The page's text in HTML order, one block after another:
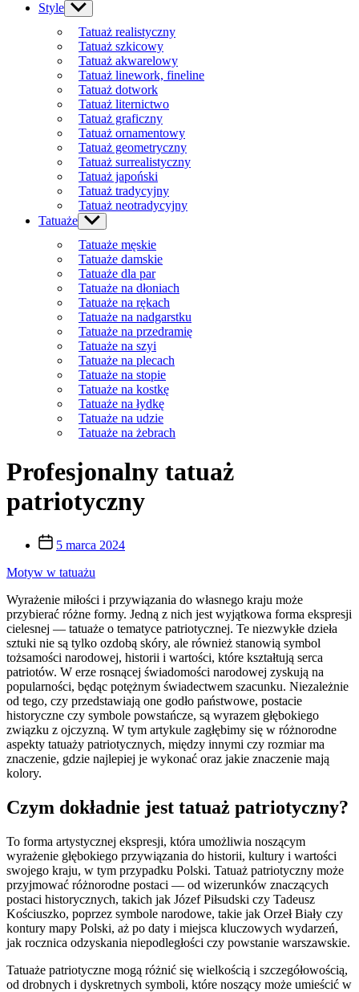
Style Show
sub
menu
Tatuaż realistyczny
Tatuaż szkicowy
Tatuaż akwarelowy
Tatuaż linework, fineline
Tatuaż dotwork
Tatuaż liternictwo
Tatuaż graficzny
Tatuaż ornamentowy
Tatuaż geometryczny
Tatuaż surrealistyczny
Tatuaż japoński
Tatuaż tradycyjny
Tatuaż neotradycyjny
Tatuaże Show
sub
menu
Tatuaże męskie
Tatuaże damskie
Tatuaże dla par
Tatuaże na dłoniach
Tatuaże na rękach
Tatuaże na nadgarstku
Tatuaże na przedramię
Tatuaże na szyi
Tatuaże na plecach
Tatuaże na stopie
Tatuaże na kostkę
Tatuaże na łydkę
Tatuaże na udzie
Tatuaże na żebrach
Profesjonalny tatuaż
patriotyczny
Post
date
5 marca 2024
Motyw w tatuażu
Wyrażenie miłości i przywiązania do własnego kraju może
przybierać różne formy. Jedną z nich jest wyjątkowa forma ekspresji
cielesnej — tatuaże o tematyce patriotycznej. Te niezwykłe dzieła
sztuki nie są tylko ozdobą skóry, ale również stanowią symbol
tożsamości narodowej, historii i wartości, które kształtują serca
patriotów. W erze rosnącej świadomości narodowej zyskują na
popularności, będąc potężnym świadectwem szacunku. Niezależnie
od tego, czy przedstawiają one godło państwowe, postacie
historyczne czy symbole powstańcze, są wyrazem głębokiego
związku z ojczyzną. W tym artykule zagłębimy się w różnorodne
aspekty tatuaży patriotycznych, między innymi czy rozmiar ma
znaczenie, gdzie najlepiej je wykonać oraz jakie znaczenie mają
kolory.
Czym dokładnie jest tatuaż patriotyczny?
To forma artystycznej ekspresji, która umożliwia noszącym
wyrażenie głębokiego przywiązania do historii, kultury i wartości
swojego kraju, w tym przypadku Polski. Tatuaż patriotyczny może
przyjmować różnorodne postaci — od wizerunków znaczących
postaci historycznych, takich jak Józef Piłsudski czy Tadeusz
Kościuszko, poprzez symbole narodowe, takie jak Orzeł Biały czy
kontury mapy Polski, aż po daty i miejsca kluczowych wydarzeń,
jak rocznica odzyskania niepodległości czy powstanie warszawskie.
Tatuaże patriotyczne mogą różnić się wielkością i szczegółowością,
od drobnych i dyskretnych symboli, które noszący może umieścić w